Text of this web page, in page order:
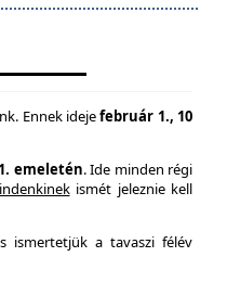
Ennek idejefebruár 1., 10
emeletén. Ide minden régi
ismét jeleznie kell
ismertetjük a tavaszi félév